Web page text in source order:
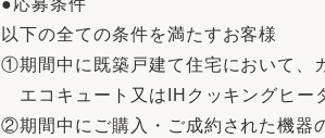
●応募条件
以下の全ての条件を満たすお客様
①期間中に既築戸建て住宅において、
エコキュート又はIHクッキングヒー
②期間中にご購入・ご成約された機器